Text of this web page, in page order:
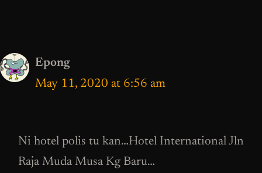
Epong
May 11, 2020 at 6:56 am
Ni hotel polis tu kan…Hotel International Jln
Raja Muda Musa Kg Baru…